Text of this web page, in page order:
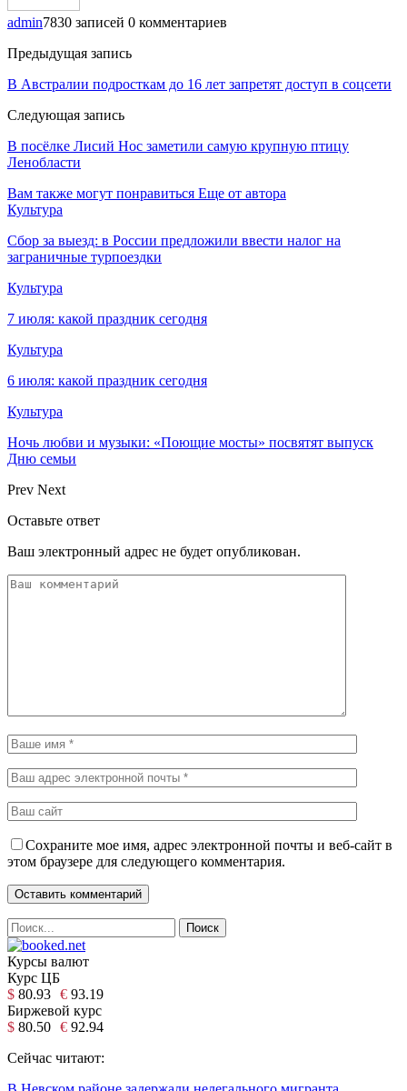
admin7830 записей 0 комментариев
Предыдущая запись
В Австралии подросткам до 16 лет запретят доступ в соцсети
Следующая запись
В посёлке Лисий Нос заметили самую крупную птицу
Ленобласти
Вам также могут понравиться Еще от автора
Культура
Сбор за выезд: в России предложили ввести налог на
заграничные турпоездки
Культура
7 июля: какой праздник сегодня
Культура
6 июля: какой праздник сегодня
Культура
Ночь любви и музыки: «Поющие мосты» посвятят выпуск
Дню семьи
Prev Next
Оставьте ответ
Ваш электронный адрес не будет опубликован.
Сохраните мое имя, адрес электронной почты и веб-сайт в
этом браузере для следующего комментария.
Курсы валют
Курс ЦБ
$ 80.93 € 93.19
Биржевой курс
$ 80.50 € 92.94
Сейчас читают: